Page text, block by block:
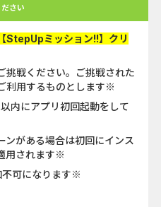
さい
StepUpミッション!!】クリ
戦ください。ご挑戦された
利用するものとします※
内にアプリ初回起動をして
がある場合は初回にインス
用されます※
可になります※